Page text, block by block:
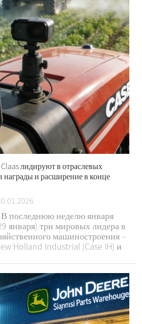
лидируют в отраслевых
и расширение в конце
В последнюю неделю января
января) три мировых лидера в
машиностроения –
Holland Industrial (Case IH) и
о признании технологий,
и расширении мощностей. Эти